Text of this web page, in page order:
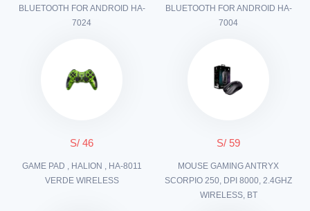
BLUETOOTH FOR ANDROID HA-
7024
BLUETOOTH FOR ANDROID HA-
7004
S/ 46
GAME PAD , HALION , HA-8011
VERDE WIRELESS
S/ 59
MOUSE GAMING ANTRYX
SCORPIO 250, DPI 8000, 2.4GHZ
WIRELESS, BT